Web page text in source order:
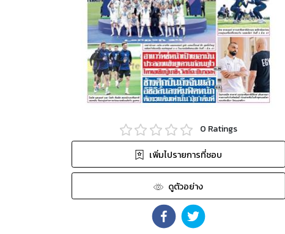
0 Ratings
เพิ่มไปรายการที่ชอบ
ดูตัวอย่าง